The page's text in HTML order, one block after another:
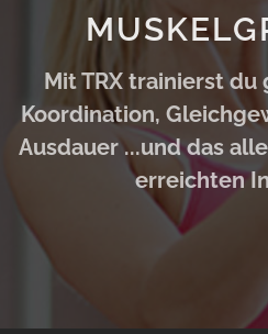
Mit TRX trainierst
Koordination,
Ausdauer ...und das
erreichten